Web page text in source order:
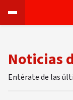
Noticias
Entérate de las